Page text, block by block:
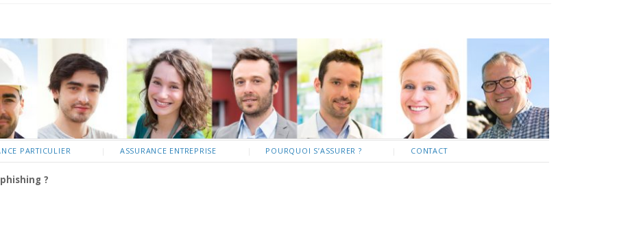
PARTICULIER ASSURANCE ENTREPRISE POURQUOI S’ASSURER ? CONTACT
?